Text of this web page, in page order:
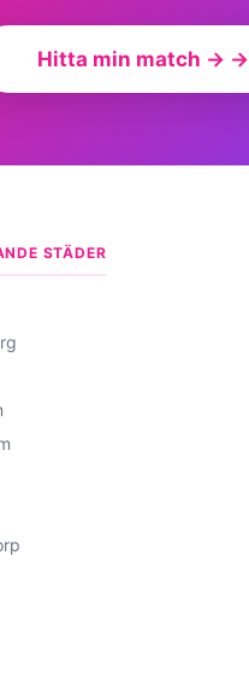
Hitta min match → →
STÄDER